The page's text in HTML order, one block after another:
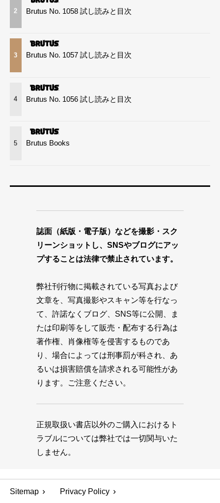
2 Brutus No. 1058 試し読みと目次
3 Brutus No. 1057 試し読みと目次
4 Brutus No. 1056 試し読みと目次
5 Brutus Books
誌面（紙版・電子版）などを撮影・スク
リーンショットし、SNSやブログにアッ
プすることは法律で禁止されています。
弊社刊行物に掲載されている写真および
文章を、写真撮影やスキャン等を行なっ
て、許諾なくブログ、SNS等に公開、ま
たは印刷等をして販売・配布する行為は
著作権、肖像権等を侵害するものであ
り、場合によっては刑事罰が科され、あ
るいは損害賠償を請求される可能性があ
ります。ご注意ください。
正規取扱い書店以外のご購入におけるト
ラブルについては弊社では一切関与いた
しません。
Sitemap Privacy Policy